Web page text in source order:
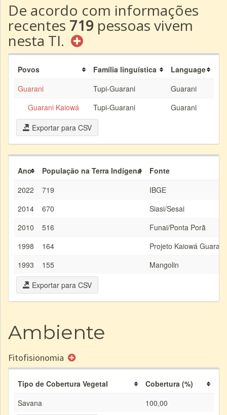
De acordo com informações
recentes 719 pessoas vivem
nesta TI.
Povos Família linguística
Language
Guarani
Tupi-Guarani
Guarani
Guarani Kaiowá
Tupi-Guarani
Guarani
Exportar para CSV
Ano População na Terra Indígena
Fonte
2022
719
IBGE
2014
670
Siasi/Sesai
2010
516
Funai/Ponta Porã
1998
164
Projeto Kaiowá Guarani
1993
155
Mangolin
Exportar para CSV
Ambiente
Fitofisionomia
Tipo de Cobertura Vegetal
Cobertura (%)
Savana
100,00